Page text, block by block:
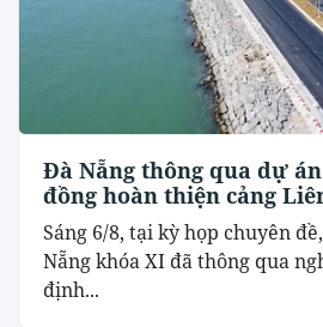
Đà Nẵng thông qua dự
đồng hoàn thiện cảng
Sáng 6/8, tại kỳ họp chuyên
Nẵng khóa XI đã thông qua
định...